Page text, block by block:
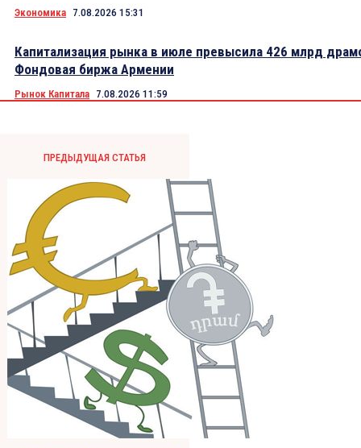
Экономика 7.08.2026 15:31
Капитализация рынка в июле превысила 426 млрд
Фондовая биржа Армении
Рынок Капитала 7.08.2026 11:59
ПРЕДЫДУЩАЯ СТАТЬЯ